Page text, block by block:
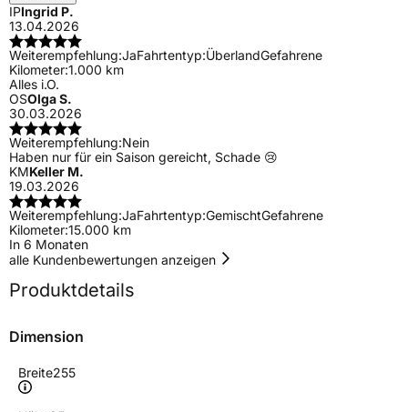
IPIngrid P.
13.04.2026
Weiterempfehlung:JaFahrtentyp:ÜberlandGefahrene
Kilometer:1.000 km
Alles i.O.
OSOlga S.
30.03.2026
Weiterempfehlung:Nein
Haben nur für ein Saison gereicht, Schade 😢
KMKeller M.
19.03.2026
Weiterempfehlung:JaFahrtentyp:GemischtGefahrene
Kilometer:15.000 km
In 6 Monaten
alle Kundenbewertungen anzeigen
Produktdetails
Dimension
Breite255